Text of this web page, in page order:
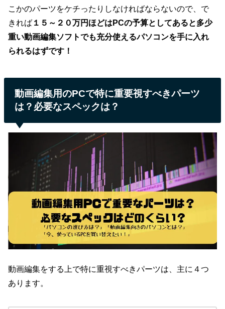
こかのパーツをケチったりしなければならないので、で
きれば １５～２０万円ほどはPCの予算としてあると多少
重い動画編集ソフトでも充分使えるパソコンを手に入れ
られるはずです！
動画編集用のPCで特に重要視すべきパーツ
は？必要なスペックは？
動画編集をする上で特に重視すべきパーツは、主に４つ
あります。